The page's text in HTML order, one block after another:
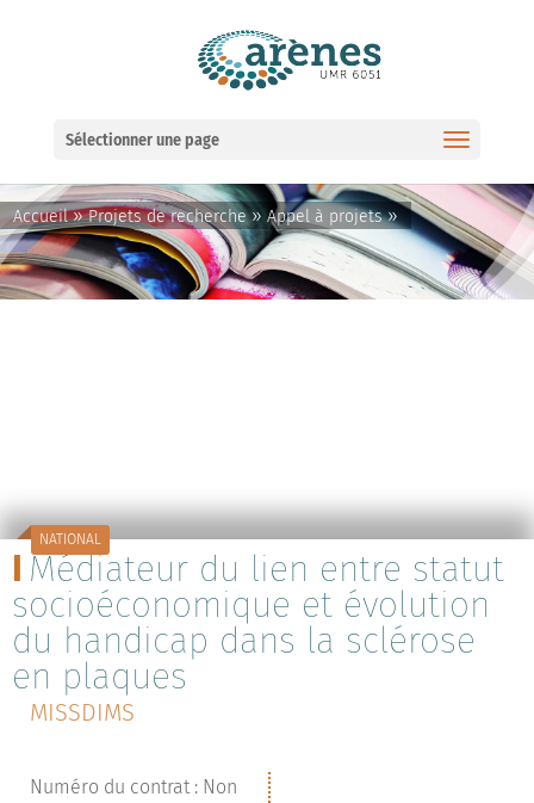
Sélectionner une page
Accueil»Projets de recherche»Appel à projets»
NATIONAL
Médiateur du lien entre statut
socioéconomique et évolution
du handicap dans la sclérose
en plaques
MISSDIMS
Numéro du contrat : Non